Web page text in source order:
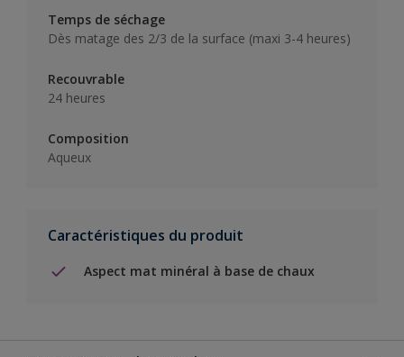
Temps de séchage
Dès matage des 2/3 de la surface (maxi 3-4 heures)
Recouvrable
24 heures
Composition
Aqueux
Caractéristiques du produit
Aspect mat minéral à base de chaux